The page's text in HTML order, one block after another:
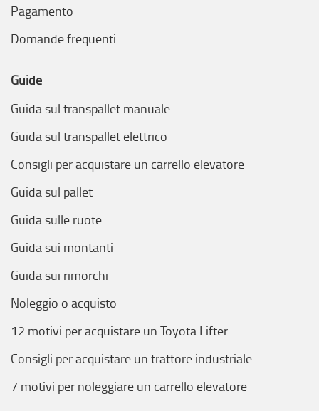
Pagamento
Domande frequenti
Guide
Guida sul transpallet manuale
Guida sul transpallet elettrico
Consigli per acquistare un carrello elevatore
Guida sul pallet
Guida sulle ruote
Guida sui montanti
Guida sui rimorchi
Noleggio o acquisto
12 motivi per acquistare un Toyota Lifter
Consigli per acquistare un trattore industriale
7 motivi per noleggiare un carrello elevatore